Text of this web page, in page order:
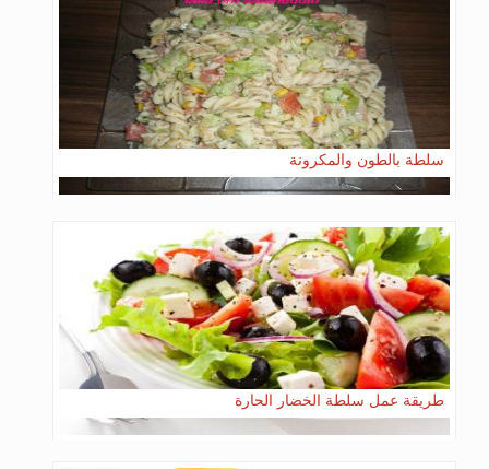
سلطة بالطون والمكرونة
طريقة عمل سلطة الخضار الحارة